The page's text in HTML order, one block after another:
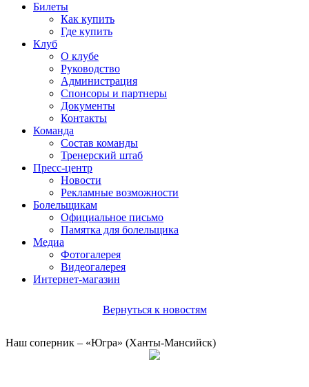
Билеты
Как купить
Где купить
Клуб
О клубе
Руководство
Администрация
Спонсоры и партнеры
Документы
Контакты
Команда
Состав команды
Тренерский штаб
Пресс-центр
Новости
Рекламные возможности
Болельщикам
Официальное письмо
Памятка для болельщика
Медиа
Фотогалерея
Видеогалерея
Интернет-магазин
Вернуться к новостям
Наш соперник – «Югра» (Ханты-Мансийск)